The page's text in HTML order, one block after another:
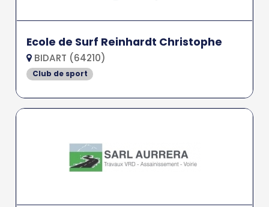
Ecole de Surf Reinhardt Christophe
BIDART (64210)
Club de sport